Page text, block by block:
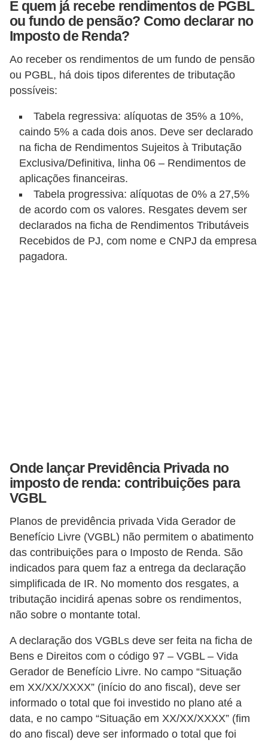
E quem já recebe rendimentos de PGBL
ou fundo de pensão? Como declarar no
Imposto de Renda?
Ao receber os rendimentos de um fundo de pensão
ou PGBL, há dois tipos diferentes de tributação
possíveis:
Tabela regressiva: alíquotas de 35% a 10%,
caindo 5% a cada dois anos. Deve ser declarado
na ficha de Rendimentos Sujeitos à Tributação
Exclusiva/Definitiva, linha 06 – Rendimentos de
aplicações financeiras.
Tabela progressiva: alíquotas de 0% a 27,5%
de acordo com os valores. Resgates devem ser
declarados na ficha de Rendimentos Tributáveis
Recebidos de PJ, com nome e CNPJ da empresa
pagadora.
Onde lançar Previdência Privada no
imposto de renda: contribuições para
VGBL
Planos de previdência privada Vida Gerador de
Benefício Livre (VGBL) não permitem o abatimento
das contribuições para o Imposto de Renda. São
indicados para quem faz a entrega da declaração
simplificada de IR. No momento dos resgates, a
tributação incidirá apenas sobre os rendimentos,
não sobre o montante total.
A declaração dos VGBLs deve ser feita na ficha de
Bens e Direitos com o código 97 – VGBL – Vida
Gerador de Benefício Livre. No campo “Situação
em XX/XX/XXXX” (início do ano fiscal), deve ser
informado o total que foi investido no plano até a
data, e no campo “Situação em XX/XX/XXXX” (fim
do ano fiscal) deve ser informado o total que foi
r
a
E
m
p
r
s
t
i
m
o
s
e
f
o
s
F
o
r
m
a
e
p
a
g
a
m